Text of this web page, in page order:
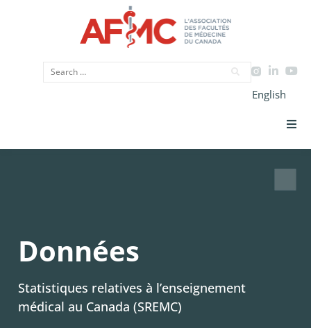
English
Initiatives
Données
Statistiques relatives à l’enseignement
médical au Canada (SREMC)